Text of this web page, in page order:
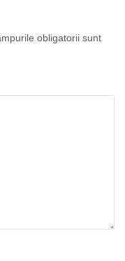
obligatorii sunt